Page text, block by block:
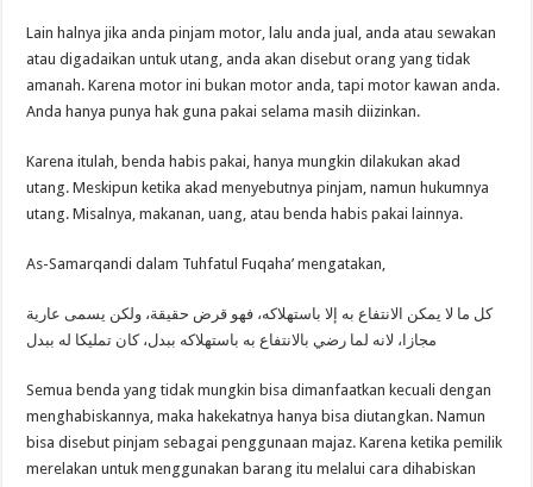
Lain halnya jika anda pinjam motor, lalu anda jual, anda atau sewakan
atau digadaikan untuk utang, anda akan disebut orang yang tidak
amanah. Karena motor ini bukan motor anda, tapi motor kawan anda.
Anda hanya punya hak guna pakai selama masih diizinkan.
Karena itulah, benda habis pakai, hanya mungkin dilakukan akad
utang. Meskipun ketika akad menyebutnya pinjam, namun hukumnya
utang. Misalnya, makanan, uang, atau benda habis pakai lainnya.
As-Samarqandi dalam Tuhfatul Fuqaha’ mengatakan,
كل ما لا يمكن الانتفاع به إلا باستهلاكه، فهو قرض حقيقة، ولكن يسمى عارية
مجازا، لانه لما رضي بالانتفاع به باستهلاكه ببدل، كان تمليكا له ببدل
Semua benda yang tidak mungkin bisa dimanfaatkan kecuali dengan
menghabiskannya, maka hakekatnya hanya bisa diutangkan. Namun
bisa disebut pinjam sebagai penggunaan majaz. Karena ketika pemilik
merelakan untuk menggunakan barang itu melalui cara dihabiskan